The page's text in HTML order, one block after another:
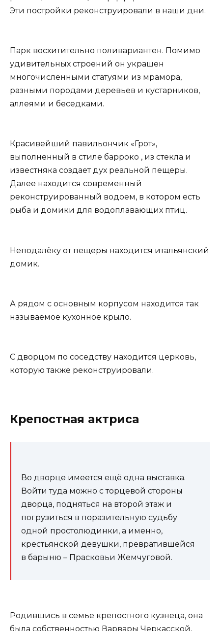
Эти постройки реконструировали в наши дни.
Парк восхитительно поливариантен. Помимо
удивительных строений он украшен
многочисленными статуями из мрамора,
разными породами деревьев и кустарников,
аллеями и беседками.
Красивейший павильончик «Грот»,
выполненный в стиле барроко , из стекла и
известняка создает дух реальной пещеры.
Далее находится современный
реконструированный водоем, в котором есть
рыба и домики для водоплавающих птиц.
Неподалёку от пещеры находится итальянский
домик.
А рядом с основным корпусом находится так
называемое кухонное крыло.
С дворцом по соседству находится церковь,
которую также реконструировали.
Крепостная актриса
Во дворце имеется ещё одна выставка.
Войти туда можно с торцевой стороны
дворца, подняться на второй этаж и
погрузиться в поразительную судьбу
одной простолюдинки, а именно,
крестьянской девушки, превратившейся
в барыню – Прасковьи Жемчуговой.
Родившись в семье крепостного кузнеца, она
была собственностью Варвары Черкасской,